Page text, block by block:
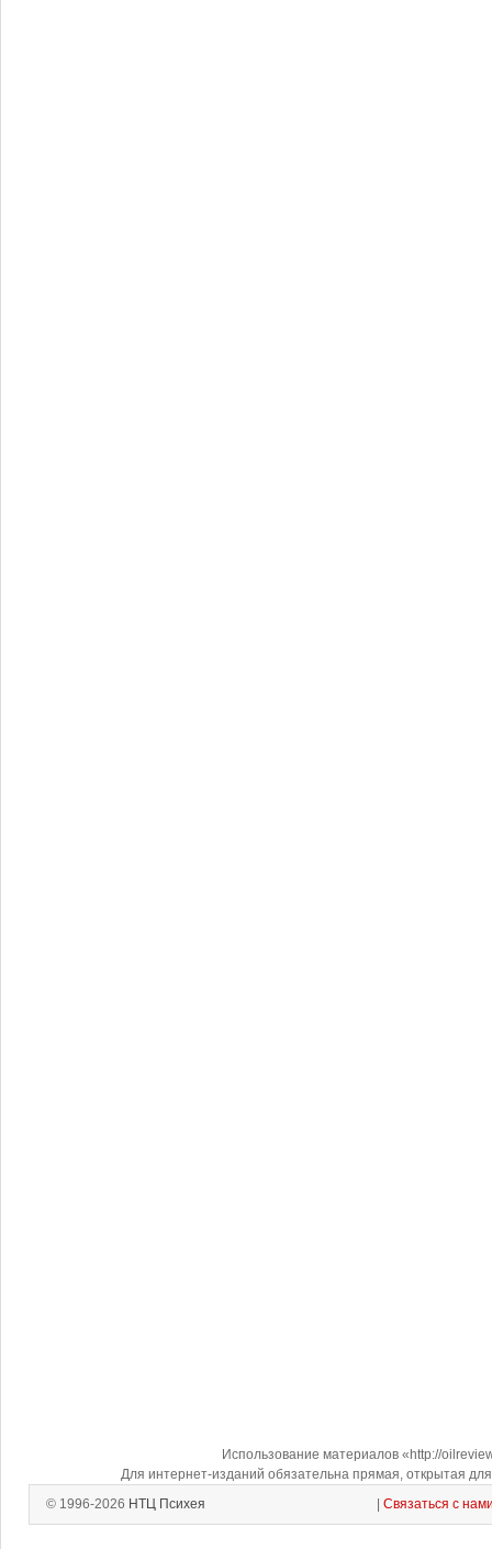
Использование материалов «http://
Для интернет-изданий обязательна прямая, открытая
© 1996-2026 НТЦ Психея Связаться с